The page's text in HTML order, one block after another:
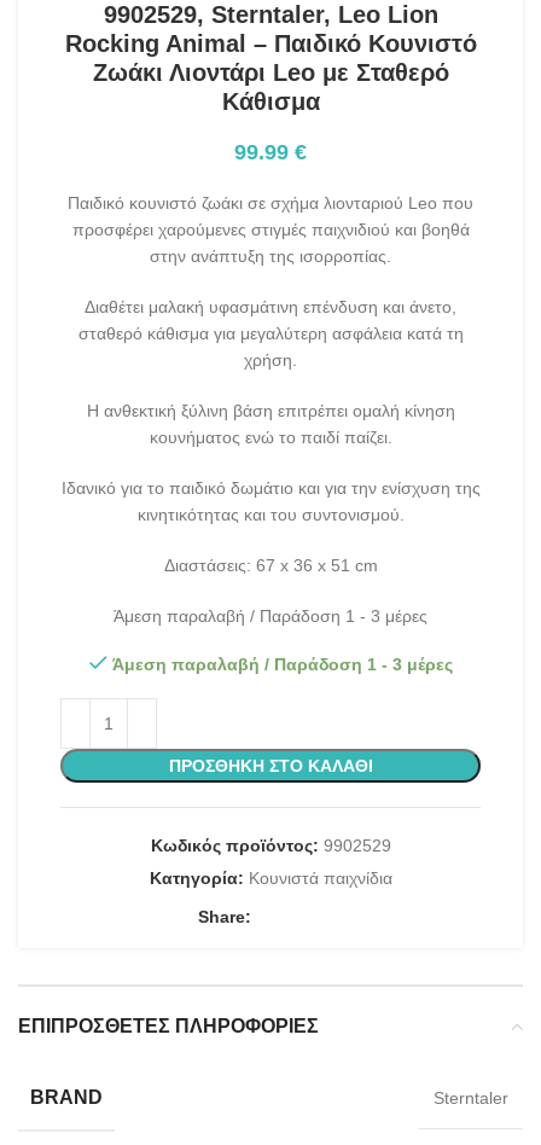
9902529, Sterntaler, Leo Lion
Rocking Animal – Παιδικό Κουνιστό
Ζωάκι Λιοντάρι Leo με Σταθερό
Κάθισμα
99.99 €
Παιδικό κουνιστό ζωάκι σε σχήμα λιονταριού Leo που
προσφέρει χαρούμενες στιγμές παιχνιδιού και βοηθά
στην ανάπτυξη της ισορροπίας.
Διαθέτει μαλακή υφασμάτινη επένδυση και άνετο,
σταθερό κάθισμα για μεγαλύτερη ασφάλεια κατά τη
χρήση.
Η ανθεκτική ξύλινη βάση επιτρέπει ομαλή κίνηση
κουνήματος ενώ το παιδί παίζει.
Ιδανικό για το παιδικό δωμάτιο και για την ενίσχυση της
κινητικότητας και του συντονισμού.
Διαστάσεις: 67 x 36 x 51 cm
Άμεση παραλαβή / Παράδοση 1 - 3 μέρες
Άμεση παραλαβή / Παράδοση 1 - 3 μέρες
ΠΡΟΣΘΉΚΗ ΣΤΟ ΚΑΛΆΘΙ
Κωδικός προϊόντος: 9902529
Κατηγορία: Κουνιστά παιχνίδια
Share:
ΕΠΙΠΡΌΣΘΕΤΕΣ ΠΛΗΡΟΦΟΡΊΕΣ
BRAND Sterntaler